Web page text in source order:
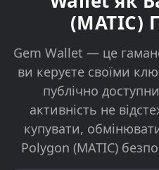
(MATIC)
Gem Wallet — це
ви керуєте своїми
публічно
активність не
купувати,
Polygon (MATIC)